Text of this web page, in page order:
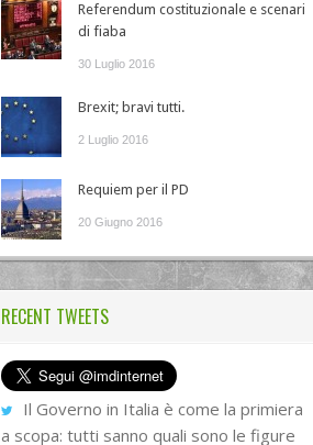
Referendum costituzionale e scenari
di fiaba
30 Luglio 2016
Brexit; bravi tutti.
2 Luglio 2016
Requiem per il PD
20 Giugno 2016
RECENT TWEETS
Il Governo in Italia è come la primiera
a scopa: tutti sanno quali sono le figure